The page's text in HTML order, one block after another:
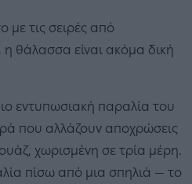
με τις σειρές από
θάλασσα είναι ακόμα δική
εντυπωσιακή παραλία του
που αλλάζουν αποχρώσεις
χωρισμένη σε τρία μέρη.
πίσω από μια σπηλιά — το